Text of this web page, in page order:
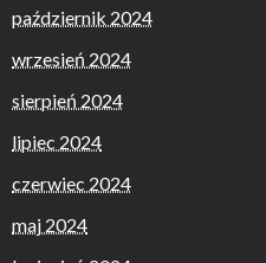
październik 2024
wrzesień 2024
sierpień 2024
lipiec 2024
czerwiec 2024
maj 2024